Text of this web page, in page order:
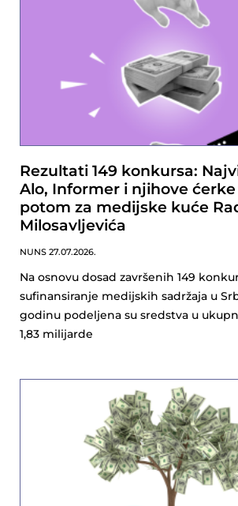
Rezultati 149 konkursa:
Alo, Informer i njihove
potom za medijske kuće
Milosavljevića
NUNS 27.07.2026.
Na osnovu dosad završenih 149
sufinansiranje medijskih sadržaja u
godinu podeljena su sredstva u
1,83 milijarde